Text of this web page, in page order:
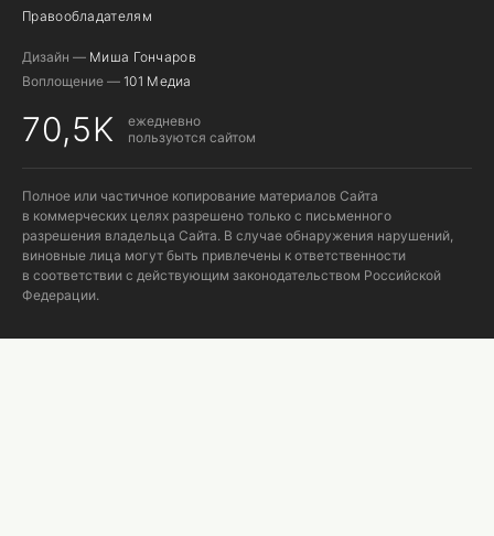
Правообладателям
Дизайн — Миша Гончаров
Воплощение — 101 Медиа
70,5K
ежедневно
пользуются сайтом
Полное или частичное копирование материалов Сайта
в коммерческих целях разрешено только с письменного
разрешения владельца Сайта. В случае обнаружения нарушений,
виновные лица могут быть привлечены к ответственности
в соответствии с действующим законодательством Российской
Федерации.